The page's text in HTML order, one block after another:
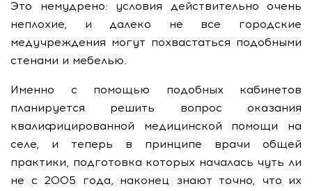
Это немудрено: условия действительно очень
неплохие, и далеко не все городские
медучреждения могут похвастаться подобными
стенами и мебелью.
Именно с помощью подобных кабинетов
планируется решить вопрос оказания
квалифицированной медицинской помощи на
селе, и теперь в принципе врачи общей
практики, подготовка которых началась чуть ли
не с 2005 года, наконец знают точно, что их